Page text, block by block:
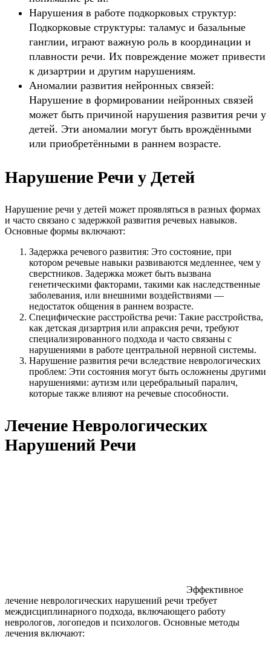
Нарушения в работе подкорковых структур:
Подкорковые структуры: таламус и базальные
ганглии, играют важную роль в координации и
плавности речи. Их повреждение может привести
к дизартрии и другим нарушениям.
Аномалии развития нейронных связей:
Нарушение в формировании нейронных связей
может быть причиной нарушения развития речи у
детей. Эти аномалии могут быть врождёнными
или приобретёнными в раннем возрасте.
Нарушение Речи у Детей
Нарушение речи у детей может проявляться в разных формах
и часто связано с задержкой развития речевых навыков.
Основные формы включают:
Задержка речевого развития: Это состояние, при
котором речевые навыки развиваются медленнее, чем у
сверстников. Задержка может быть вызвана
генетическими факторами, такими как наследственные
заболевания, или внешними воздействиями —
недостаток общения в раннем возрасте.
Специфические расстройства речи: Такие расстройства,
как детская дизартрия или апраксия речи, требуют
специализированного подхода и часто связаны с
нарушениями в работе центральной нервной системы.
Нарушение развития речи вследствие неврологических
проблем: Эти состояния могут быть осложнены другими
нарушениями: аутизм или церебральный паралич,
которые также влияют на речевые способности.
Лечение Неврологических
Нарушений Речи
Эффективное
лечение неврологических нарушений речи требует
междисциплинарного подхода, включающего работу
неврологов, логопедов и психологов. Основные методы
лечения включают: